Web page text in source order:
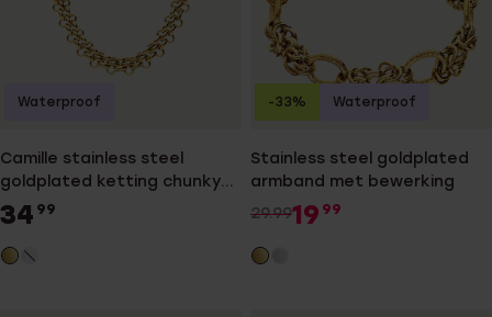
Camille stainless steel
goldplated ketting chunky
multi voor dames
34 99
Waterproof
Stainless steel goldplated
armband met bewerking
29.9919 99
-33% Waterproof